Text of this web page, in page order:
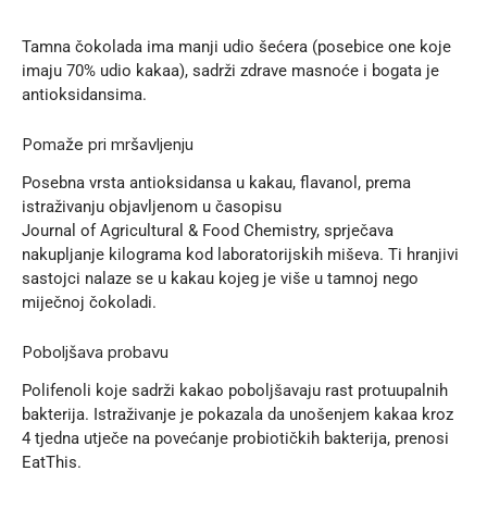
Tamna čokolada ima manji udio šećera (posebice one koje
imaju 70% udio kakaa), sadrži zdrave masnoće i bogata je
antioksidansima.
Pomaže pri mršavljenju
Posebna vrsta antioksidansa u kakau, flavanol, prema
istraživanju objavljenom u časopisu
Journal of Agricultural & Food Chemistry, sprječava
nakupljanje kilograma kod laboratorijskih miševa. Ti hranjivi
sastojci nalaze se u kakau kojeg je više u tamnoj nego
miječnoj čokoladi.
Poboljšava probavu
Polifenoli koje sadrži kakao poboljšavaju rast protuupalnih
bakterija. Istraživanje je pokazala da unošenjem kakaa kroz
4 tjedna utječe na povećanje probiotičkih bakterija, prenosi
EatThis.